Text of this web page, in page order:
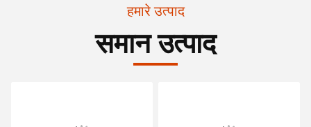
हमारे उत्पाद
समान उत्पाद